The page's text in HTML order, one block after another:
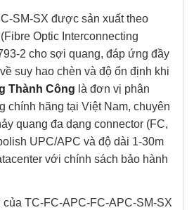
SM-SX được sản xuất theo
Optic Interconnecting
2 cho sợi quang, đáp ứng đầy
suy hao chèn và độ ổn định khi
Thành Công là đơn vị phân
chính hãng tại Việt Nam, chuyên
quang đa dạng connector (FC,
UPC/APC và độ dài 1-30m
với chính sách bảo hành
TC-FC-APC-FC-APC-SM-SX